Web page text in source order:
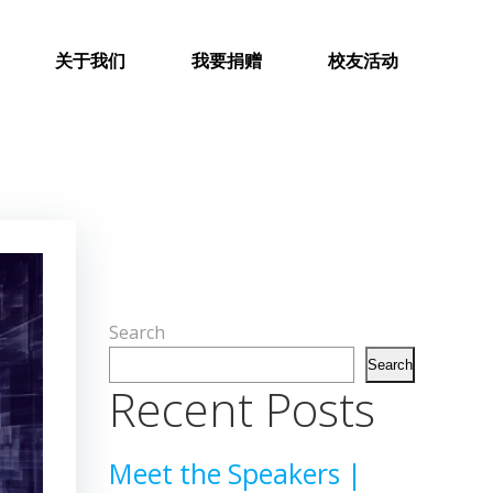
关于我们 我要捐赠 校友活动
Search
Search
Recent Posts
Meet the Speakers |